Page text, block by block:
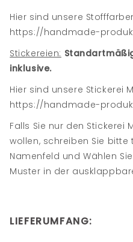
Hier sind unsere
https://handmade-
Stickereien:
inklusive.
Hier sind unsere Stickerei
https://handmade-
Falls Sie nur den Stickerei
wollen, schreiben Sie bitte
Namenfeld und Wählen
Muster in der
LIEFERUMFANG: